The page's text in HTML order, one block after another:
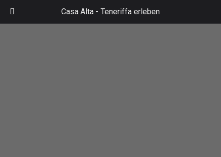
Casa Alta - Teneriffa erleben